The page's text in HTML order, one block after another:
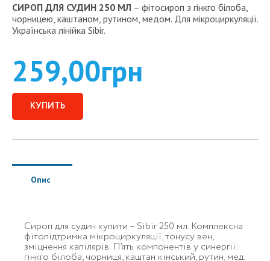
СИРОП ДЛЯ СУДИН 250 МЛ – фітосироп з гінкго білоба,
чорницею, каштаном, рутином, медом. Для мікроциркуляції.
Українська лінійка Sibir.
259,00грн
КУПИТЬ
Опис
Сироп для судин купити – Sibir 250 мл. Комплексна
фітопідтримка мікроциркуляції, тонусу вен,
зміцнення капілярів. П’ять компонентів у синергії:
гінкго білоба, чорниця, каштан кінський, рутин, мед.